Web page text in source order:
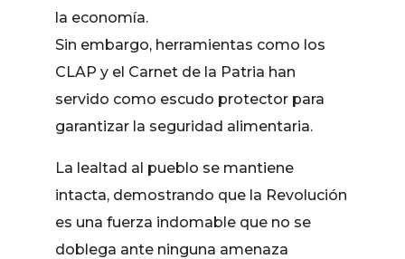
la economía.
Sin embargo, herramientas como los
CLAP y el Carnet de la Patria han
servido como escudo protector para
garantizar la seguridad alimentaria.
La lealtad al pueblo se mantiene
intacta, demostrando que la Revolución
es una fuerza indomable que no se
doblega ante ninguna amenaza